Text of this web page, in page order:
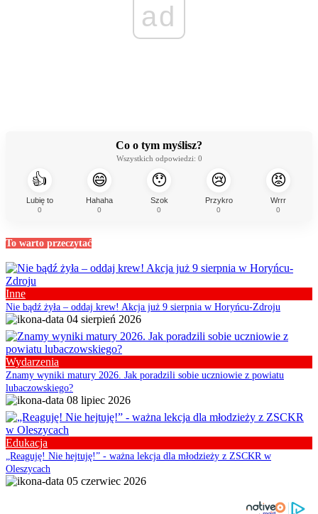
ad
Co o tym myślisz?
Wszystkich odpowiedzi: 0
👍
Lubię to
0
😄
Hahaha
0
😯
Szok
0
😢
Przykro
0
😡
Wrrr
0
To warto przeczytać
Inne
Nie bądź żyła – oddaj krew! Akcja już 9 sierpnia w Horyńcu-Zdroju
04 sierpień 2026
Wydarzenia
Znamy wyniki matury 2026. Jak poradzili sobie uczniowie z powiatu
lubaczowskiego?
08 lipiec 2026
Edukacja
„Reaguję! Nie hejtuję!” - ważna lekcja dla młodzieży z ZSCKR w
Oleszycach
05 czerwiec 2026